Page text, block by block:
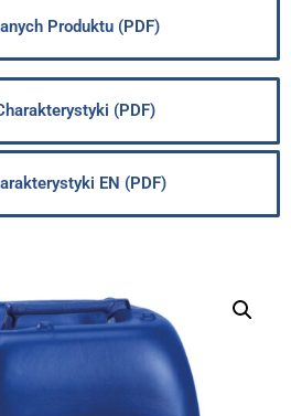
Produktu (PDF)
(PDF)
EN (PDF)